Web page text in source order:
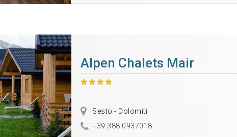
Alpen Chalets Mair
Sesto - Dolomiti
+39 388 0937018